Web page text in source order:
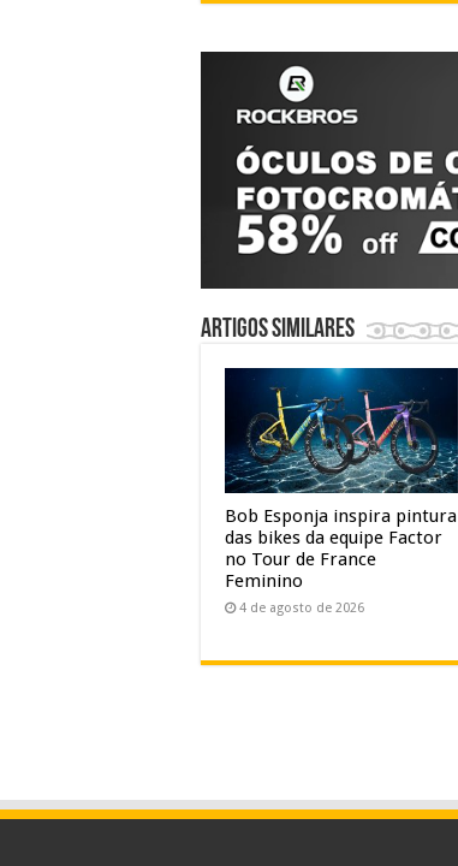
Artigos similares
Bob Esponja inspira pintura
das bikes da equipe Factor
no Tour de France
Feminino
4 de agosto de 2026